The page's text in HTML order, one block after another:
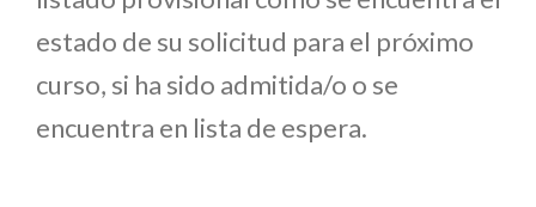
estado de su solicitud para el próximo
curso, si ha sido admitida/o o se
encuentra en lista de espera.